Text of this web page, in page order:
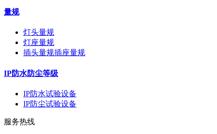
量规
灯头量规
灯座量规
插头量规插座量规
IP防水防尘等级
IP防水试验设备
IP防尘试验设备
服务热线